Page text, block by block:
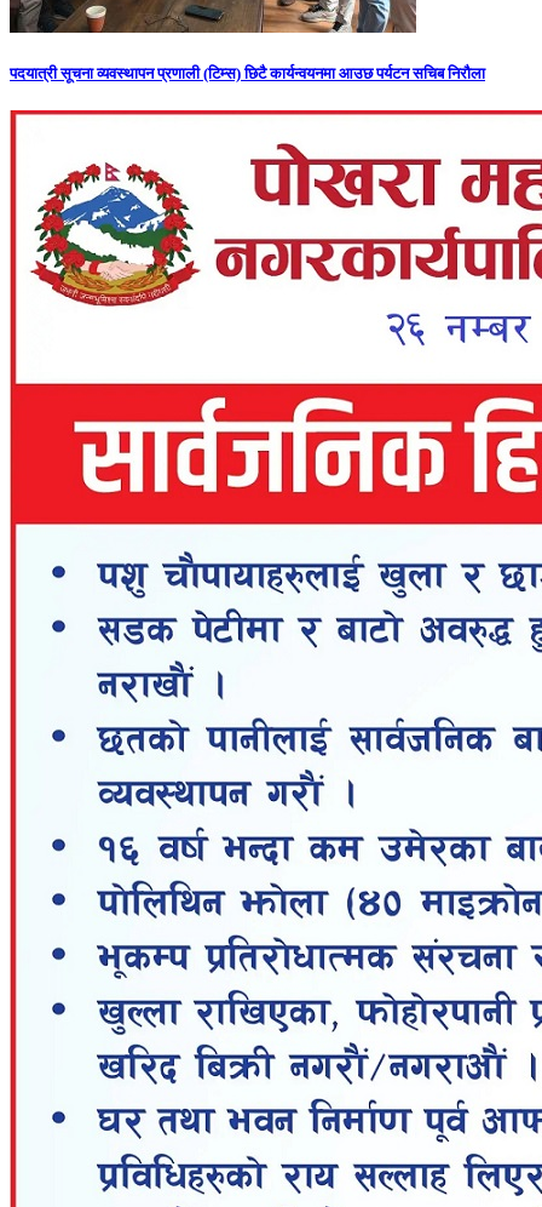
पदयात्री सूचना व्यवस्थापन प्रणाली (टिम्स) छिटै कार्यन्वयनमा आउछ पर्यटन सचिब निरौला